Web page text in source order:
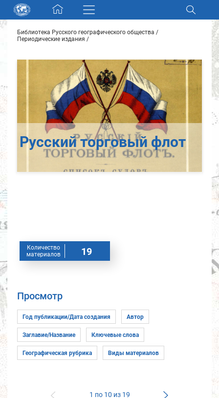
Skip navigation
Разделы и коллекции
Электронный каталог
Новости
Контакты
Найти
Библиотека Русского географического общества
Периодические издания
Русский торговый флот
Количество
материалов
19
Просмотр
1 по 10 из 19